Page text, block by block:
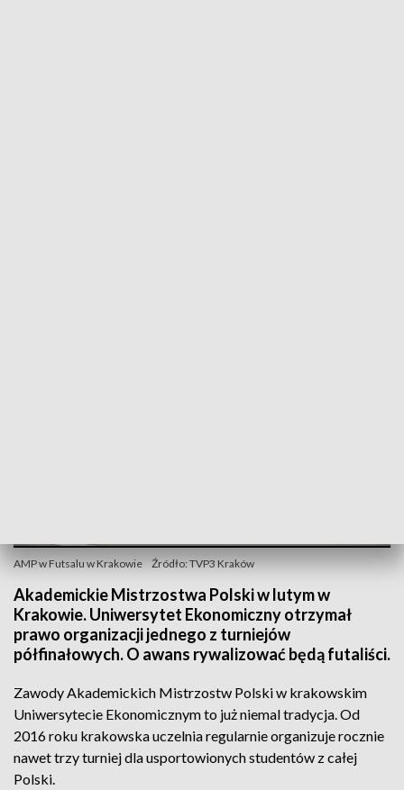
AMP w Futsalu w Krakowie Źródło: TVP3 Kraków
Akademickie Mistrzostwa Polski w lutym w
Krakowie. Uniwersytet Ekonomiczny otrzymał
prawo organizacji jednego z turniejów
półfinałowych. O awans rywalizować będą futaliści.
Zawody Akademickich Mistrzostw Polski w krakowskim
Uniwersytecie Ekonomicznym to już niemal tradycja. Od
2016 roku krakowska uczelnia regularnie organizuje rocznie
nawet trzy turniej dla usportowionych studentów z całej
Polski.